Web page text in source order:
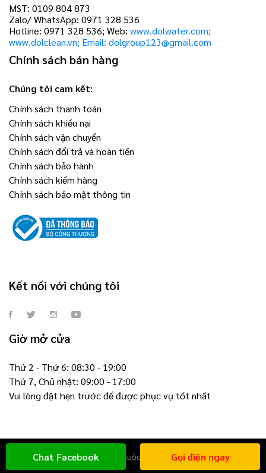
MST: 0109 804 873
Zalo/ WhatsApp: 0971 328 536
Hotline: 0971 328 536; Web: www.dolwater.com;
www.dolclean.vn; Email: dolgroup123@gmail.com
Chính sách bán hàng
Chúng tôi cam kết:
Chính sách thanh toán
Chính sách khiếu nại
Chính sách vận chuyển
Chính sách đổi trả và hoàn tiền
Chính sách bảo hành
Chính sách kiểm hàng
Chính sách bảo mật thông tin
Kết nối với chúng tôi
Giờ mở cửa
Thứ 2 - Thứ 6: 08:30 - 19:00
Thứ 7, Chủ nhật: 09:00 - 17:00
Vui lòng đặt hẹn trước để được phục vụ tốt nhất
© 2021 - Bản quyền thuộc về DOLGROUP CO.LTD
Chat Facebook Gọi điện ngay